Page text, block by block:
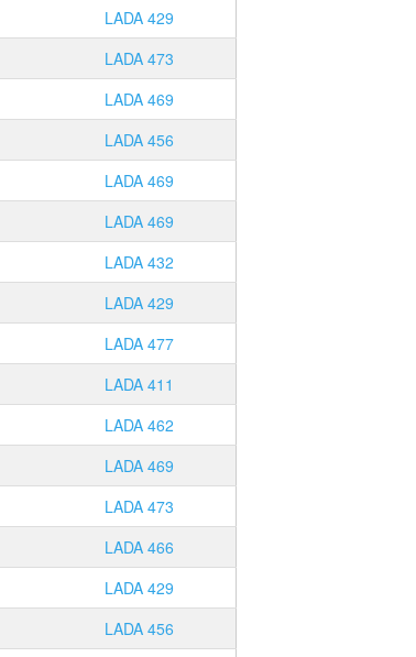
LADA 429
LADA 473
LADA 469
LADA 456
LADA 469
LADA 469
LADA 432
LADA 429
LADA 477
LADA 411
LADA 462
LADA 469
LADA 473
LADA 466
LADA 429
LADA 456